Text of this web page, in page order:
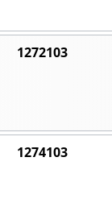
1272103
1274103